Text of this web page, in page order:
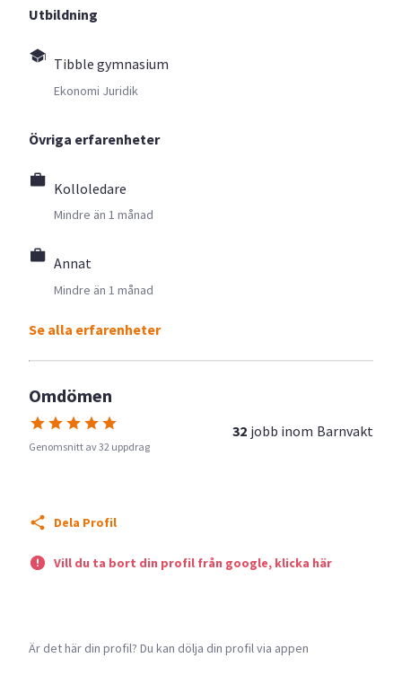
Utbildning
Tibble gymnasium
Ekonomi Juridik
Övriga erfarenheter
Kolloledare
Mindre än 1 månad
Annat
Mindre än 1 månad
Se alla erfarenheter
Omdömen
Genomsnitt av 32 uppdrag
32 jobb inom Barnvakt
Dela Profil
Vill du ta bort din profil från google, klicka här
Är det här din profil? Du kan dölja din profil via appen